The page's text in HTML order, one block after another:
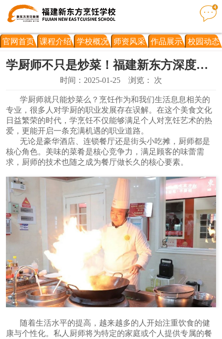
官网首页 课程介绍 学校概况 师资风采 作品展示 校园动态
学厨师不只是炒菜！福建新东方深度剖析厨师多元职业发展态势
时间：2025-01-25 浏览： 次
学厨师就只能炒菜么？烹饪作为和我们生活息息相关的
专业，很多人对学厨的职业发展存在误解。在这个美食文化
日益繁荣的时代，学烹饪不仅能够满足个人对烹饪艺术的热
爱，更能开启一条充满机遇的职业道路。
无论是豪华酒店、连锁餐厅还是街头小吃摊，厨师都是
核心角色。美味的菜肴是核心竞争力，满足顾客的味蕾需
求，厨师的技术也随之成为餐厅做长久的核心要素。
随着生活水平的提高，越来越多的人开始注重饮食的健
康与个性化。私人厨师将为特定的家庭或个人提供专属的餐